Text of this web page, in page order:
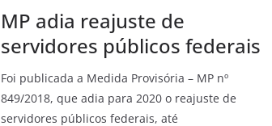
MP adia reajuste de
servidores públicos federais
Foi publicada a Medida Provisória – MP nº
849/2018, que adia para 2020 o reajuste de
servidores públicos federais, até